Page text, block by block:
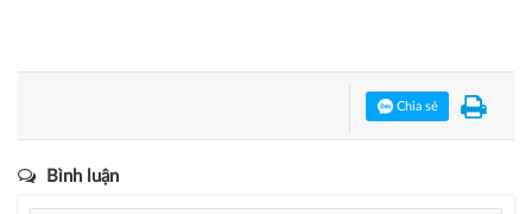
Chia sẻ
Bình luận